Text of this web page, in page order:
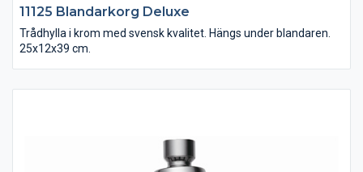
11125 Blandarkorg Deluxe
Trådhylla i krom med svensk kvalitet. Hängs under blandaren.
25x12x39 cm.